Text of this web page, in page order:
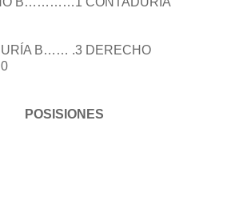
B…… .3 DERECHO
POSISIONES